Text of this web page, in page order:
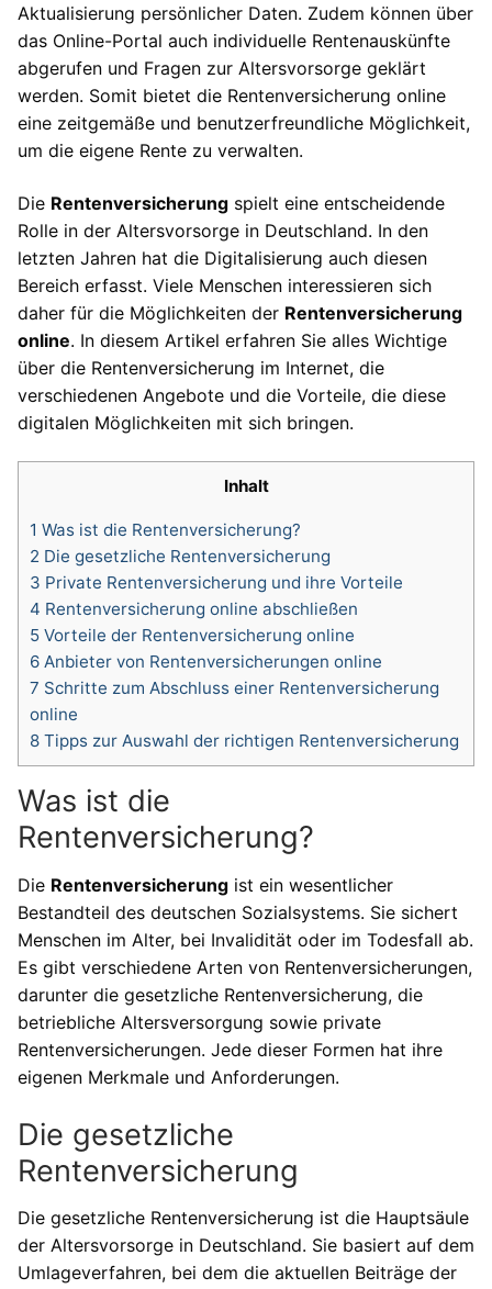
Aktualisierung persönlicher Daten. Zudem können über
das Online-Portal auch individuelle Rentenauskünfte
abgerufen und Fragen zur Altersvorsorge geklärt
werden. Somit bietet die Rentenversicherung online
eine zeitgemäße und benutzerfreundliche Möglichkeit,
um die eigene Rente zu verwalten.
Die Rentenversicherung spielt eine entscheidende
Rolle in der Altersvorsorge in Deutschland. In den
letzten Jahren hat die Digitalisierung auch diesen
Bereich erfasst. Viele Menschen interessieren sich
daher für die Möglichkeiten der Rentenversicherung
online. In diesem Artikel erfahren Sie alles Wichtige
über die Rentenversicherung im Internet, die
verschiedenen Angebote und die Vorteile, die diese
digitalen Möglichkeiten mit sich bringen.
Inhalt
1 Was ist die Rentenversicherung?
2 Die gesetzliche Rentenversicherung
3 Private Rentenversicherung und ihre Vorteile
4 Rentenversicherung online abschließen
5 Vorteile der Rentenversicherung online
6 Anbieter von Rentenversicherungen online
7 Schritte zum Abschluss einer Rentenversicherung
online
8 Tipps zur Auswahl der richtigen Rentenversicherung
Was ist die
Rentenversicherung?
Die Rentenversicherung ist ein wesentlicher
Bestandteil des deutschen Sozialsystems. Sie sichert
Menschen im Alter, bei Invalidität oder im Todesfall ab.
Es gibt verschiedene Arten von Rentenversicherungen,
darunter die gesetzliche Rentenversicherung, die
betriebliche Altersversorgung sowie private
Rentenversicherungen. Jede dieser Formen hat ihre
eigenen Merkmale und Anforderungen.
Die gesetzliche
Rentenversicherung
Die gesetzliche Rentenversicherung ist die Hauptsäule
der Altersvorsorge in Deutschland. Sie basiert auf dem
Umlageverfahren, bei dem die aktuellen Beiträge der